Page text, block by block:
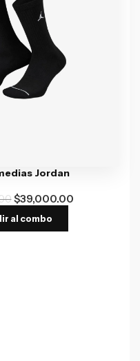
Jordan
$39,000.00
al combo